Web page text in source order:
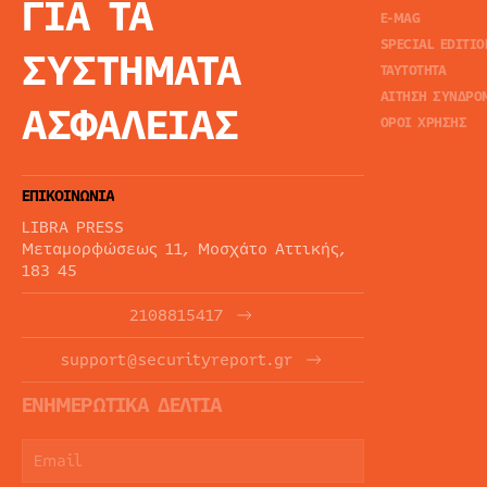
ΓΙΑ ΤΑ
ΣΥΣΤΗΜΑΤΑ
ΑΣΦΑΛΕΙΑΣ
ΕΠΙΚΟΙΝΩΝΙΑ
LIBRA PRESS
Μεταμορφώσεως 11, Μοσχάτο Αττικής,
183 45
2108815417
support@securityreport.gr
ΕΝΗΜΕΡΩΤΙΚΑ ΔΕΛΤΙΑ
E-MAG
SPECIAL
ΤΑΥΤΟΤΗΤΑ
ΑΙΤΗΣΗ
ΟΡΟΙ ΧΡΗΣΗΣ